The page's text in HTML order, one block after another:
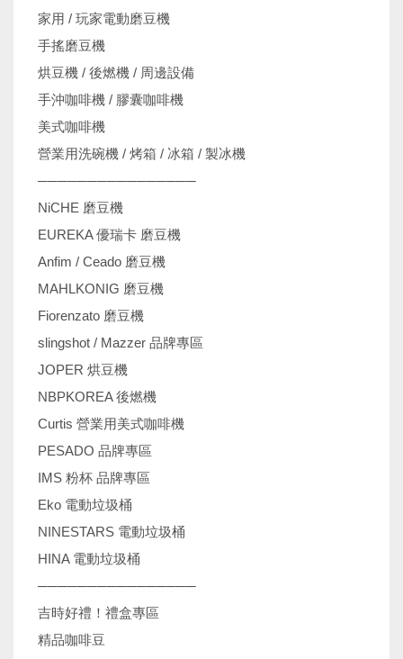
家用 / 玩家電動磨豆機
手搖磨豆機
烘豆機 / 後燃機 / 周邊設備
手沖咖啡機 / 膠囊咖啡機
美式咖啡機
營業用洗碗機 / 烤箱 / 冰箱 / 製冰機
────────────────
NiCHE 磨豆機
EUREKA 優瑞卡 磨豆機
Anfim / Ceado 磨豆機
MAHLKONIG 磨豆機
Fiorenzato 磨豆機
slingshot / Mazzer 品牌專區
JOPER 烘豆機
NBPKOREA 後燃機
Curtis 營業用美式咖啡機
PESADO 品牌專區
IMS 粉杯 品牌專區
Eko 電動垃圾桶
NINESTARS 電動垃圾桶
HINA 電動垃圾桶
────────────────
吉時好禮！禮盒專區
精品咖啡豆